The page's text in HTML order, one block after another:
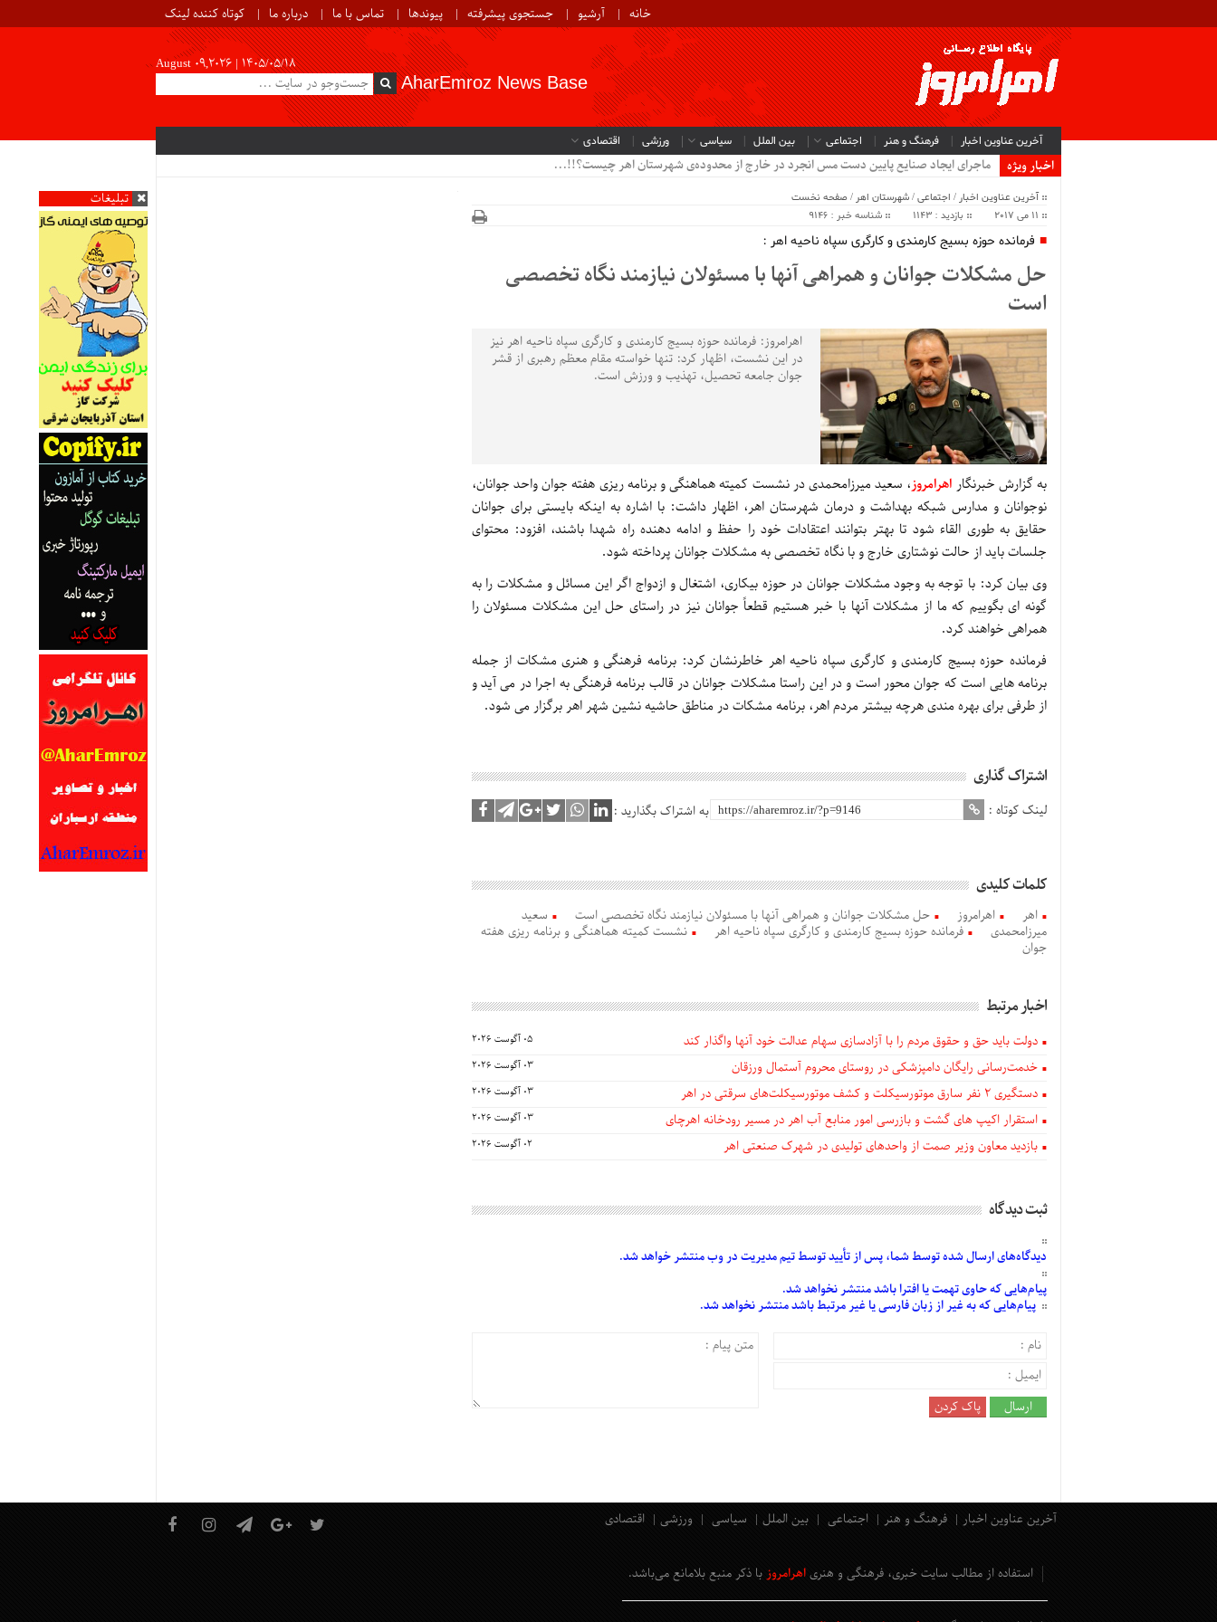
خانه آرشیو جستجوی پیشرفته پیوندها تماس با ما درباره ما کوتاه کننده لینک
August 09,2026 | ۱۴۰۵/۰۵/۱۸
AharEmroz News Base
آخرین عناوین اخبار فرهنگ و هنر اجتماعی بین الملل سیاسی ورزشی اقتصادی
اخبار ویژه
ماجرای ایجاد صنایع پایین دست مس انجرد در خارج از محدوده‌ی شهرستان اهر چیست؟!!...
تبلیغات
آخرین عناوین اخبار / اجتماعی/شهرستان اهر /صفحه نخست
11 می 2017
بازدید : 1143 شناسه خبر : 9146
فرمانده حوزه بسیج کارمندی و کارگری سپاه ناحیه اهر :
حل مشکلات جوانان و همراهی آنها با مسئولان نیازمند نگاه تخصصی
است
اهرامروز: فرمانده حوزه بسیج کارمندی و کارگری سپاه ناحیه اهر نیز
در این نشست، اظهار کرد: تنها خواسته مقام معظم رهبری از قشر
جوان جامعه تحصیل، تهذیب و ورزش است.
به گزارش خبرنگار اهرامروز، سعید میرزامحمدی در نشست کمیته هماهنگی و برنامه ریزی هفته جوان واحد جوانان،
نوجوانان و مدارس شبکه بهداشت و درمان شهرستان اهر، اظهار داشت: با اشاره به اینکه بایستی برای جوانان
حقایق به طوری القاء شود تا بهتر بتوانند اعتقادات خود را حفظ و ادامه دهنده راه شهدا باشند، افزود: محتوای
جلسات باید از حالت نوشتاری خارج و با نگاه تخصصی به مشکلات جوانان پرداخته شود.
وی بیان کرد: با توجه به وجود مشکلات جوانان در حوزه بیکاری، اشتغال و ازدواج اگر این مسائل و مشکلات را به
گونه ای بگوییم که ما از مشکلات آنها با خبر هستیم قطعاً جوانان نیز در راستای حل این مشکلات مسئولان را
همراهی خواهند کرد.
فرمانده حوزه بسیج کارمندی و کارگری سپاه ناحیه اهر خاطرنشان کرد: برنامه فرهنگی و هنری مشکات از جمله
برنامه هایی است که جوان محور است و در این راستا مشکلات جوانان در قالب برنامه فرهنگی به اجرا در می آید و
از طرفی برای بهره مندی هرچه بیشتر مردم اهر، برنامه مشکات در مناطق حاشیه نشین شهر اهر برگزار می شود.
اشتراک گذاری
لینک کوتاه : به اشتراک بگذارید :
کلمات کلیدی
اهر اهرامروز حل مشکلات جوانان و همراهی آنها با مسئولان نیازمند نگاه تخصصی است
سعید
میرزامحمدی
فرمانده حوزه بسیج کارمندی و کارگری سپاه ناحیه اهر
نشست کمیته هماهنگی و برنامه ریزی هفته
جوان
اخبار مرتبط
دولت باید حق و حقوق مردم را با آزادسازی سهام عدالت خود آنها واگذار کند 05 آگوست 2026
خدمت‌رسانی رایگان دامپزشکی در روستای محروم آستمال ورزقان 03 آگوست 2026
دستگيری ۲ نفر سارق موتورسیکلت و کشف موتورسیکلت‌های سرقتی در اهر 03 آگوست 2026
استقرار اکیپ های گشت و بازرسی امور منابع آب اهر در مسیر رودخانه اهرچای 03 آگوست 2026
بازدید معاون وزیر صمت از واحدهای تولیدی در شهرک صنعتی اهر 02 آگوست 2026
ثبت دیدگاه
دیدگاه‌هایارسالشدهتوسط شما، پس از تأییدتوسط تیم مدیریت در وب منتشر خواهد شد.
پیام‌هاییکه حاوی تهمت یا افترا باشد منتشر نخواهد شد.
پیام‌هاییکه به غیر از زبان فارسی یا غیر مرتبط باشد منتشر نخواهد شد.
آخرین عناوین اخبار فرهنگ و هنر اجتماعی بین الملل سیاسی ورزشی اقتصادی
استفاده از مطالب سایت خبری، فرهنگی و هنری اهرامروز با ذکر منبع بلامانع می‌باشد.